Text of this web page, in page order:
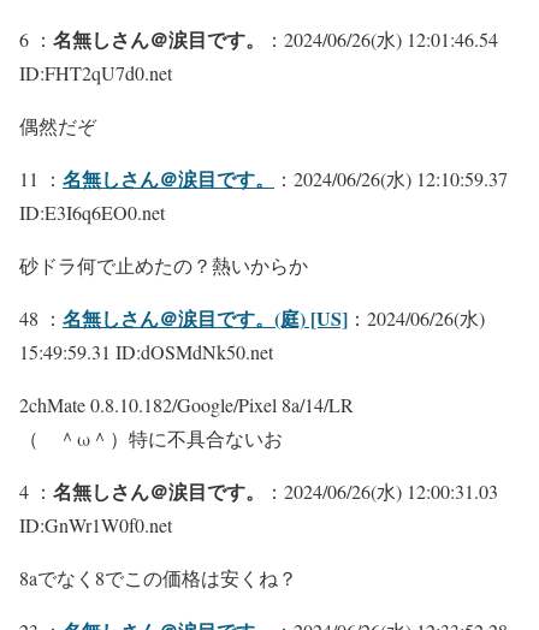
6 ： 名無しさん＠涙目です。
：2024/06/26(水) 12:01:46.54
ID:FHT2qU7d0.net
偶然だぞ
11 ： 名無しさん＠涙目です。
：2024/06/26(水) 12:10:59.37
ID:E3I6q6EO0.net
砂ドラ何で止めたの？熱いからか
48 ： 名無しさん＠涙目です。(庭) [US] ：2024/06/26(水)
15:49:59.31 ID:dOSMdNk50.net
2chMate 0.8.10.182/Google/Pixel 8a/14/LR
（ ＾ω＾）特に不具合ないお
4 ： 名無しさん＠涙目です。
：2024/06/26(水) 12:00:31.03
ID:GnWr1W0f0.net
8aでなく8でこの価格は安くね？